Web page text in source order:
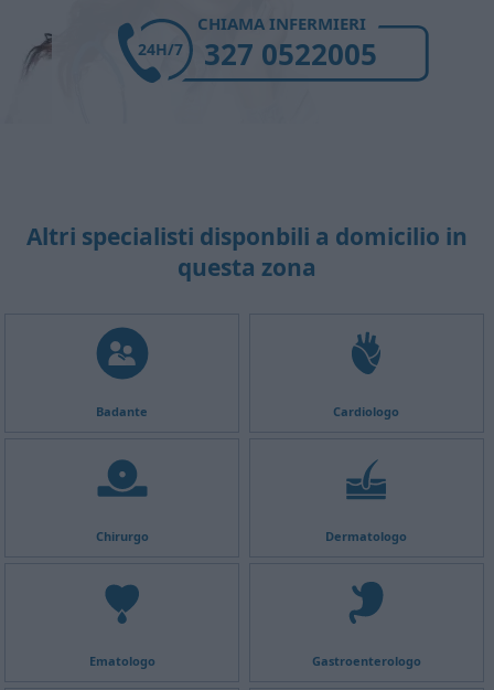
CHIAMA INFERMIERI
327 0522005
24H/7
Altri specialisti disponbili a domicilio in
questa zona
Badante Cardiologo
Chirurgo Dermatologo
Ematologo Gastroenterologo